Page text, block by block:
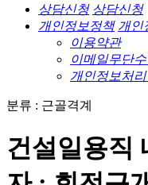
상담신청 상담신청
개인정보정책 개인
이용약관
이메일무단
개인정보처
분류 : 근골격계
건설일용직